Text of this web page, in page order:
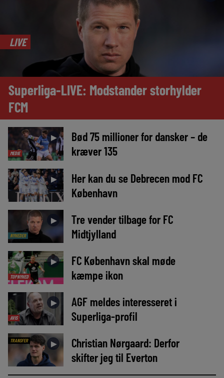
LIVE
Superliga-LIVE: Modstander storhylder
FCM
MEDIE
►
Bød 75 millioner for dansker – de
kræver 135
►
Her kan du se Debrecen mod FC
København
NYHEDER
►
Tre vender tilbage for FC
Midtjylland
TOPNYHED
►
FC København skal møde
kæmpe ikon
AVIS
►
AGF meldes interesseret i
Superliga-profil
TRANSFER ►
Christian Nørgaard: Derfor
skifter jeg til Everton